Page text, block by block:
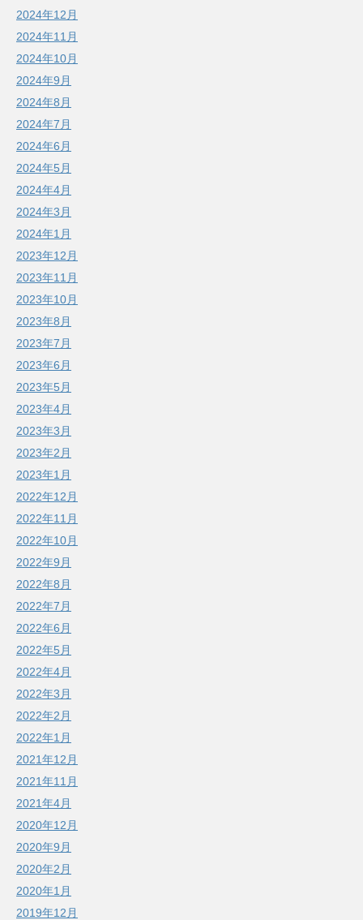
2024年12月
2024年11月
2024年10月
2024年9月
2024年8月
2024年7月
2024年6月
2024年5月
2024年4月
2024年3月
2024年1月
2023年12月
2023年11月
2023年10月
2023年8月
2023年7月
2023年6月
2023年5月
2023年4月
2023年3月
2023年2月
2023年1月
2022年12月
2022年11月
2022年10月
2022年9月
2022年8月
2022年7月
2022年6月
2022年5月
2022年4月
2022年3月
2022年2月
2022年1月
2021年12月
2021年11月
2021年4月
2020年12月
2020年9月
2020年2月
2020年1月
2019年12月